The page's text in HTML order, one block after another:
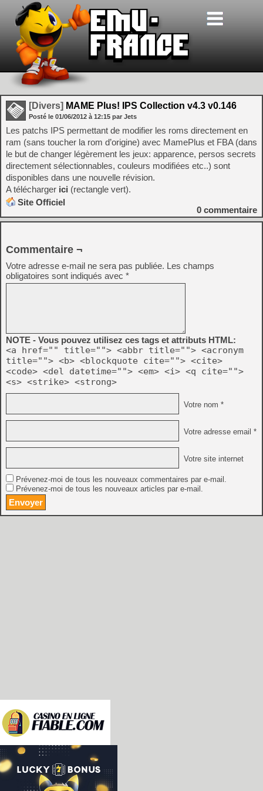
[Divers] MAME Plus! IPS Collection v4.3 v0.146
Posté le 01/06/2012 à 12:15 par Jets
Les patchs IPS permettant de modifier les roms directement en
ram (sans toucher la rom d’origine) avec MamePlus et FBA (dans
le but de changer légèrement les jeux: apparence, persos secrets
directement sélectionnables, couleurs modifiées etc..) sont
disponibles dans une nouvelle révision.
A télécharger ici (rectangle vert).
Site Officiel
0 commentaire
Commentaire ¬
Votre adresse e-mail ne sera pas publiée. Les champs
obligatoires sont indiqués avec *
NOTE - Vous pouvez utilisez ces tags et attributs HTML:
<a href="" title=""> <abbr title=""> <acronym
title=""> <b> <blockquote cite=""> <cite>
<code> <del datetime=""> <em> <i> <q cite="">
<s> <strike> <strong>
Votre nom *
Votre adresse email *
Votre site internet
Prévenez-moi de tous les nouveaux commentaires par e-mail.
Prévenez-moi de tous les nouveaux articles par e-mail.